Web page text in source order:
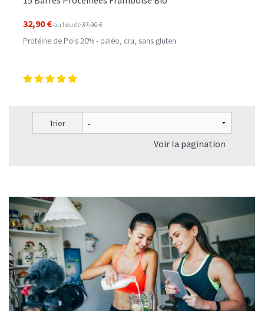
32,90 € au lieu de37,90 €
Protéine de Pois 20% - paléo, cru, sans gluten
Trier
Voir la pagination